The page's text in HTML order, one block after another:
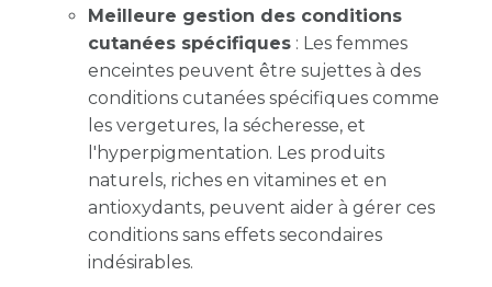
Meilleure gestion des conditions
cutanées spécifiques: Les femmes
enceintes peuvent être sujettes à des
conditions cutanées spécifiques comme
les vergetures, la sécheresse, et
l'hyperpigmentation. Les produits
naturels, riches en vitamines et en
antioxydants, peuvent aider à gérer ces
conditions sans effets secondaires
indésirables.